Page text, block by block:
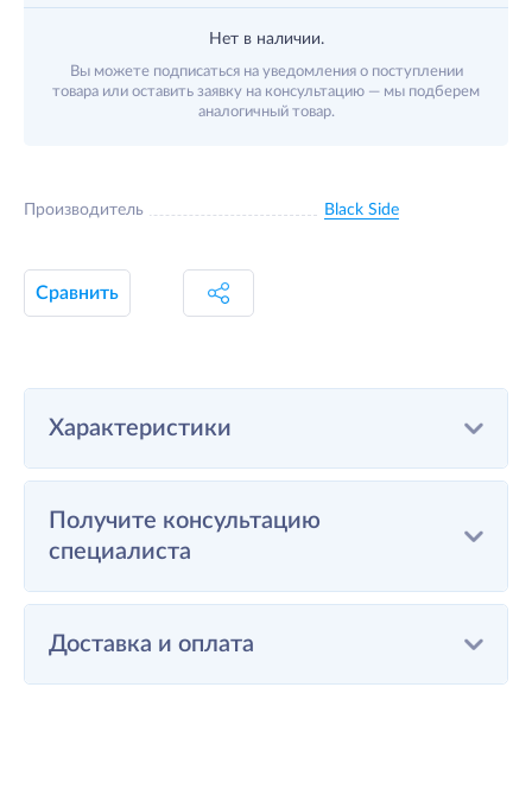
Нет в наличии.
Вы можете подписаться на уведомления о поступлении
товара или оставить заявку на консультацию — мы подберем
аналогичный товар.
Производитель Black Side
Сравнить
Характеристики
Получите консультацию
специалиста
Доставка и оплата